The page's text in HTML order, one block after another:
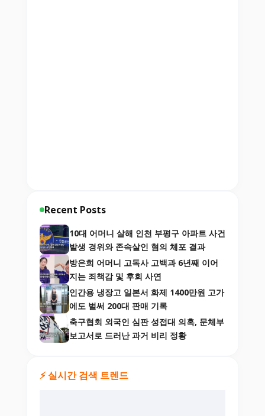
Recent Posts
10대 어머니 살해 인천 부평구 아파트 사건
발생 경위와 존속살인 혐의 체포 결과
방은희 어머니 고독사 고백과 6년째 이어
지는 죄책감 및 후회 사연
인간용 냉장고 일본서 화제 1400만원 고가
에도 벌써 200대 판매 기록
축구협회 외국인 심판 성접대 의혹, 문체부
보고서로 드러난 과거 비리 정황
⚡ 실시간 검색 트렌드